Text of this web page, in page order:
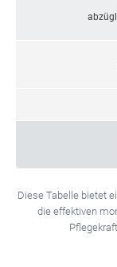
Diese Tabelle bietet
die effektiven